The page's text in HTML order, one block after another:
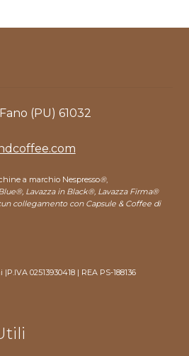
(PU) 61032
a marchio Nespresso®,
Lavazza in Black®, Lavazza Firma®
collegamento con Capsule & Coffee di
02513930418 | REA PS-188136